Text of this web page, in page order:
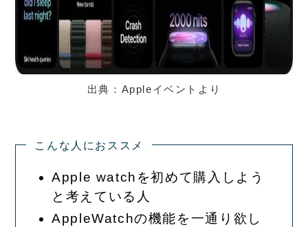
出典：Appleイベントより
こんな人におススメ
Apple watchを初めて購入しよう
と考えている人
AppleWatchの機能を一通り欲し